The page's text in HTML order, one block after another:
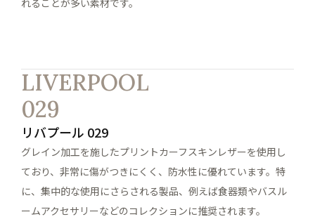
れることが多い素材です。
LIVERPOOL
029
リバプール 029
グレイン加工を施したプリントカーフスキンレザーを使用し
ており、非常に傷がつきにくく、防水性に優れています。特
に、集中的な使用にさらされる製品、例えば食器類やバスル
ームアクセサリーなどのコレクションに推奨されます。